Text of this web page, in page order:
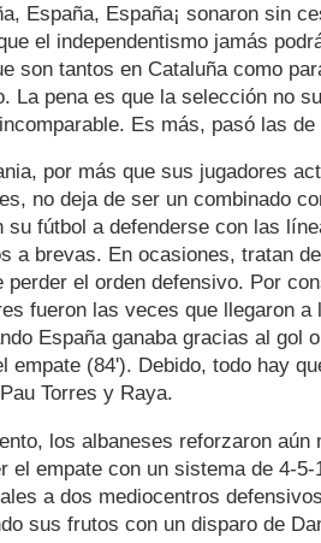
España, España¡ sonaron sin
el independentismo jamás
son tantos en Cataluña como
La pena es que la selección no
Es más, pasó las
por más que sus jugadores
no deja de ser un combinado
su fútbol a defenderse con las
a brevas. En ocasiones, tratan
perder el orden defensivo. Por
fueron las veces que llegaron a
España ganaba gracias al gol
empate (84'). Debido, todo hay
Torres y Raya.
los albaneses reforzaron
el empate con un sistema de 4-
a dos mediocentros
sus frutos con un disparo de